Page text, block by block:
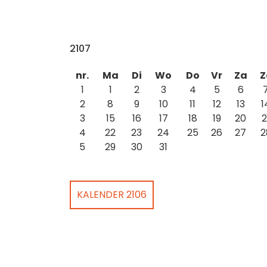
2107
nr.
Ma Di Wo Do Vr Za
1
1 2 3 4 5 6
2
8 9 10 11 12 13
3
15 16 17 18 19 20
4
22 23 24 25 26 27
5
29 30 31
KALENDER 2106